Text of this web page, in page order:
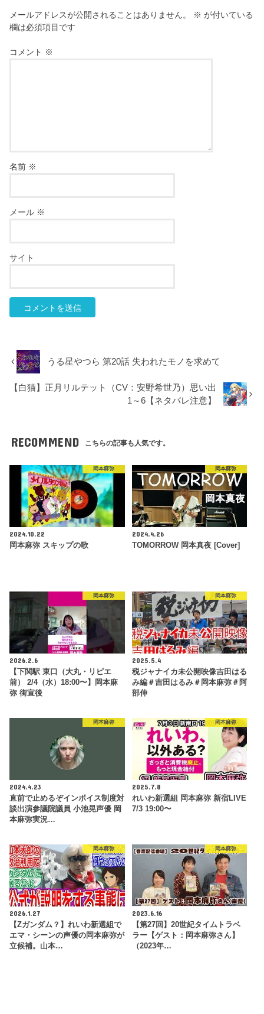
メールアドレスが公開されることはありません。 ※ が付いている
欄は必須項目です
コメント ※
名前 ※
メール ※
サイト
うる星やつら 第20話 失われたモノを求めて
【白猫】正月リルテット（CV：安野希世乃）思い出
1～6【ネタバレ注意】
RECOMMEND こちらの記事も人気です。
岡本麻弥
2024.10.22
岡本麻弥 スキップの歌
岡本麻弥
2024.4.26
TOMORROW 岡本真夜 [Cover]
岡本麻弥
2026.2.6
【下関駅 東口（大丸・リピエ
前） 2/4（水）18:00〜】岡本麻
弥 街宣後
岡本麻弥
2025.5.4
税ジャナイカ未公開映像吉田はる
み編＃吉田はるみ＃岡本麻弥＃阿
部伸
岡本麻弥
2024.4.23
直前で止めるぞインボイス制度対
談出演参議院議員 小池晃声優 岡
本麻弥実況…
岡本麻弥
2025.7.8
れいわ新選組 岡本麻弥 新宿LIVE
7/3 19:00〜
岡本麻弥
2026.1.27
【Zガンダム？】れいわ新選組で
エマ・シーンの声優の岡本麻弥が
立候補。山本…
岡本麻弥
2023.6.16
【第27回】20世紀タイムトラベ
ラー【ゲスト：岡本麻弥さん】
（2023年…